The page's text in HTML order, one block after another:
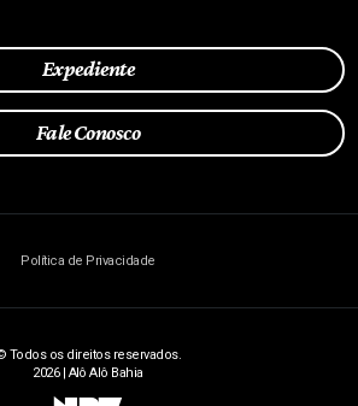
Expediente
Fale Conosco
Política de Privacidade
Todos os direitos reservados.
2026 | Alô Alô Bahia